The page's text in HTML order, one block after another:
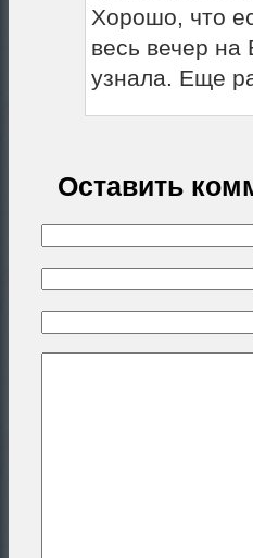
Хорошо, что
весь вечер
узнала. Еще
Оставить